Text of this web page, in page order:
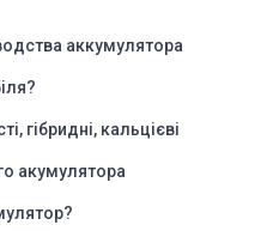
аккумулятора
гібридні, кальцієві
акумулятора